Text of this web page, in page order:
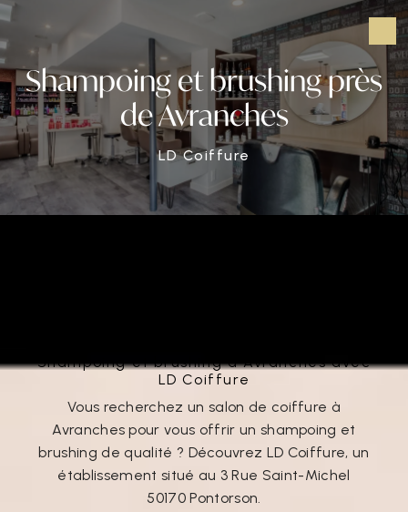
Shampoing et brushing près
de Avranches
LD Coiffure
Shampoing et brushing à Avranches avec
LD Coiffure
Vous recherchez un salon de coiffure à
Avranches pour vous offrir un shampoing et
brushing de qualité ? Découvrez LD Coiffure, un
établissement situé au 3 Rue Saint-Michel
50170 Pontorson.
Panneau de gestion des cookies